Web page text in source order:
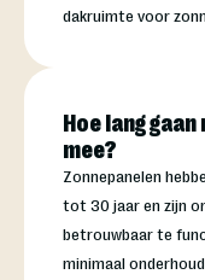
dakruimte voor
Hoe lang
mee?
Zonnepanelen
tot 30 jaar en zijn
betrouwbaar te
minimaal